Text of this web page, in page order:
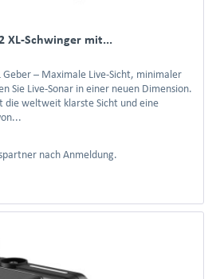
XL-Schwinger mit...
Geber – Maximale Live-Sicht, minimaler
Sie Live-Sonar in einer neuen Dimension.
die weltweit klarste Sicht und eine
nach Anmeldung.